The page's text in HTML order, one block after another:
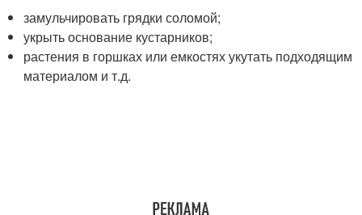
замульчировать грядки соломой;
укрыть основание кустарников;
растения в горшках или емкостях укутать подходящим
материалом и т.д.